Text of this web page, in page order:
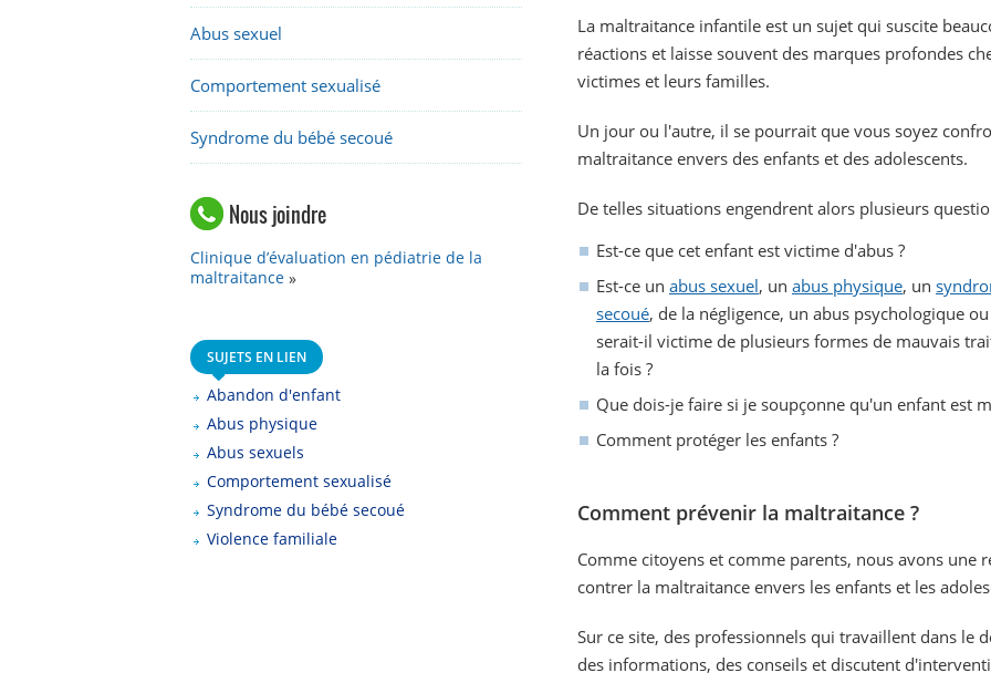
Abus sexuel
Comportement sexualisé
Syndrome du bébé secoué
Nous joindre
Clinique d’évaluation en pédiatrie de la
maltraitance
SUJETS EN LIEN
Abandon d'enfant
Abus physique
Abus sexuels
Comportement sexualisé
Syndrome du bébé secoué
Violence familiale
La maltraitance infantile est un sujet qui suscite
réactions et laisse souvent des marques profondes
victimes et leurs familles.
Un jour ou l'autre, il se pourrait que vous soyez
maltraitance envers des enfants et des adolescents.
De telles situations engendrent alors plusieurs
Est-ce que cet enfant est victime d'abus ?
Est-ce un abus sexuel, un abus physique, un
secoué, de la négligence, un abus psychologique
serait-il victime de plusieurs formes de mauvais
la fois ?
Que dois-je faire si je soupçonne qu'un enfant est
Comment protéger les enfants ?
Comment prévenir la maltraitance ?
Comme citoyens et comme parents, nous avons une
contrer la maltraitance envers les enfants et les
Sur ce site, des professionnels qui travaillent dans le
des informations, des conseils et discutent